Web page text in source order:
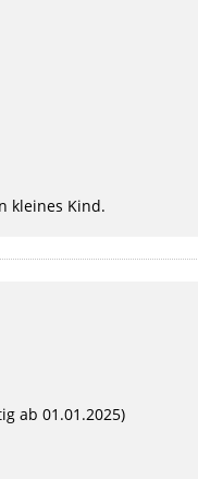
kleines Kind.
ab 01.01.2025)